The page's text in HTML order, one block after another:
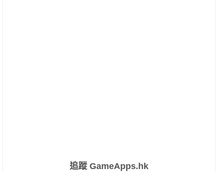
追蹤 GameApps.hk